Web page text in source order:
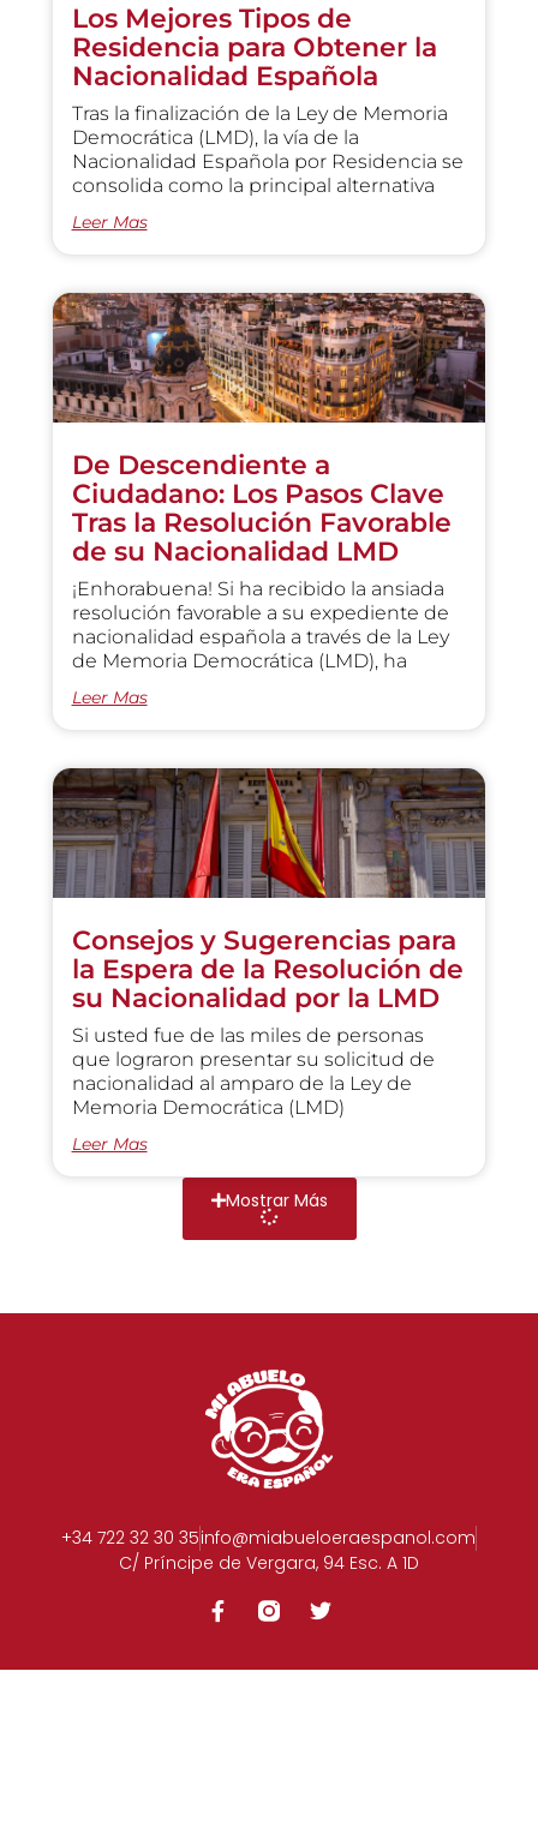
Los Mejores Tipos de
Residencia para Obtener la
Nacionalidad Española
Tras la finalización de la Ley de Memoria
Democrática (LMD), la vía de la
Nacionalidad Española por Residencia se
consolida como la principal alternativa
Leer Mas
De Descendiente a
Ciudadano: Los Pasos Clave
Tras la Resolución Favorable
de su Nacionalidad LMD
¡Enhorabuena! Si ha recibido la ansiada
resolución favorable a su expediente de
nacionalidad española a través de la Ley
de Memoria Democrática (LMD), ha
Leer Mas
Consejos y Sugerencias para
la Espera de la Resolución de
su Nacionalidad por la LMD
Si usted fue de las miles de personas
que lograron presentar su solicitud de
nacionalidad al amparo de la Ley de
Memoria Democrática (LMD)
Leer Mas
Mostrar Más
+34 722 32 30 35​info@miabueloeraespanol.com
C/ Príncipe de Vergara, 94 Esc. A 1D